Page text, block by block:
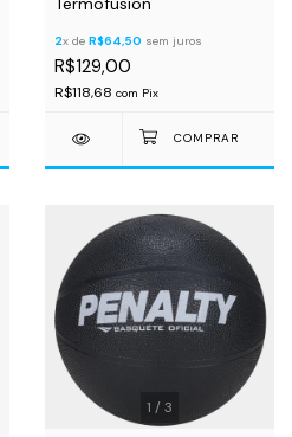
2x de R$64,50 sem juros
R$129,00
R$118,68 com Pix
1 /3